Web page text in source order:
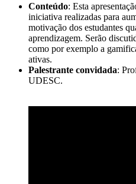
Conteúdo: Esta
iniciativa realizadas para
motivação dos estudantes
aprendizagem. Serão
como por exemplo a
ativas.
Palestrante convidada:
UDESC.